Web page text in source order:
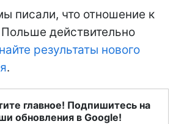
писали, что отношение к
действительно
результаты нового
.
главное! Подпишитесь на
обновления в Google!